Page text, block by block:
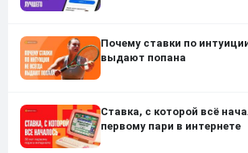
Почему ставки по
выдают попана
Ставка, с которой всё
первому пари в интернете